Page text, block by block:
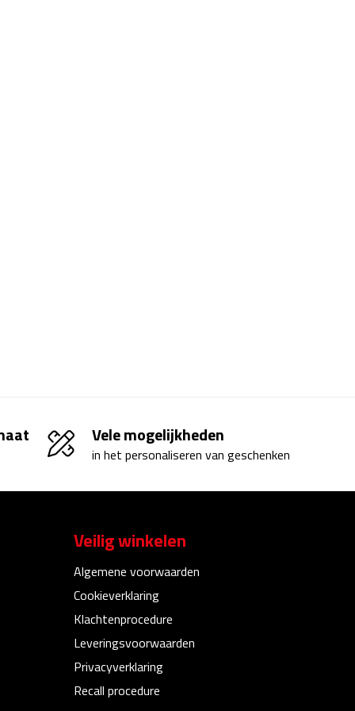
Vele mogelijkheden
in het personaliseren van geschenken
Veilig winkelen
Algemene voorwaarden
Cookieverklaring
Klachtenprocedure
Leveringsvoorwaarden
Privacyverklaring
Recall procedure